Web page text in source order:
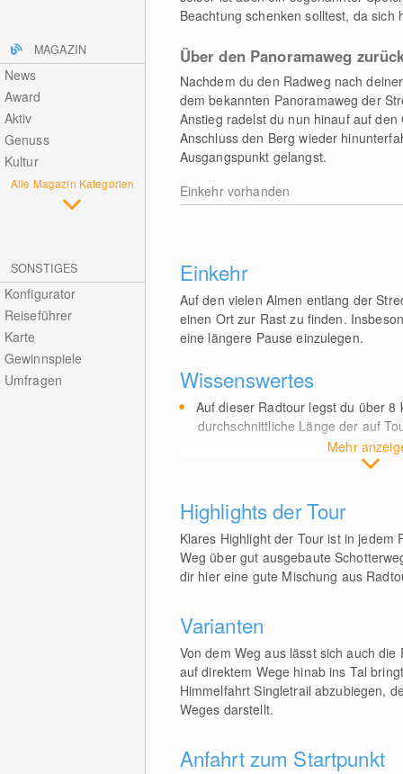
MAGAZIN
News
Award
Aktiv
Genuss
Kultur
Alle Magazin Kategorien
SONSTIGES
Konfigurator
Reiseführer
Karte
Gewinnspiele
Umfragen
Beachtung schenken solltest, da
Über den Panoramaweg
Nachdem du den Radweg nach
dem bekannten Panoramaweg der
Anstieg radelst du nun hinauf auf
Anschluss den Berg wieder
Ausgangspunkt gelangst.
Einkehr vorhanden
Einkehr
Auf den vielen Almen entlang der
einen Ort zur Rast zu finden.
eine längere Pause einzulegen.
Wissenswertes
Mehr
Auf dieser Radtour legst du über 8
durchschnittliche Länge der auf
Highlights der Tour
Klares Highlight der Tour ist in
Weg über gut ausgebaute
dir hier eine gute Mischung aus
Varianten
Von dem Weg aus lässt sich auch
auf direktem Wege hinab ins Tal
Himmelfahrt Singletrail abzubiegen,
Weges darstellt.
Anfahrt zum Startpunkt